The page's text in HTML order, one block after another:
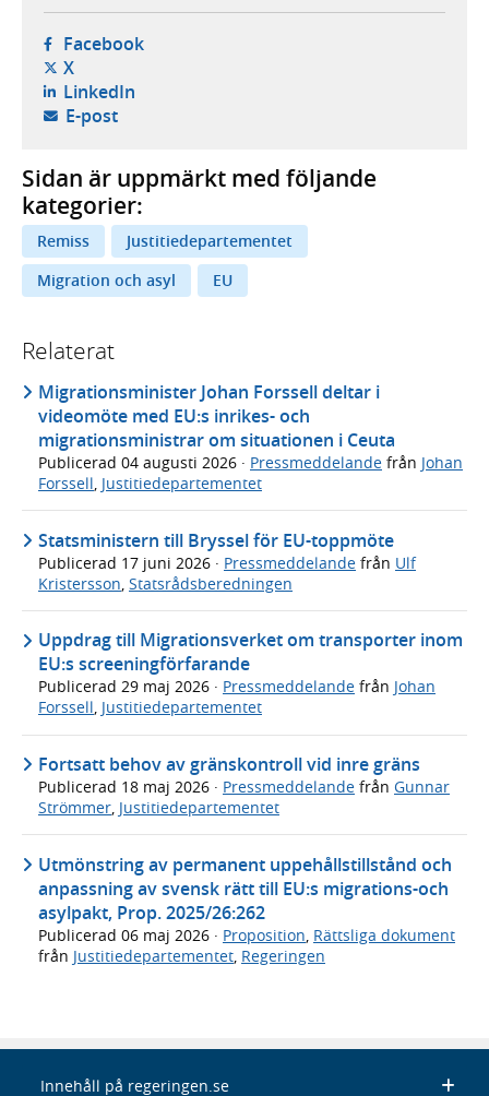
Facebook- öppnas i ny flik, extern webbplats,
X- öppnas i ny flik, extern webbplats,
LinkedIn- öppnas i ny flik, extern webbplats,
E-post- öppnar din e-postklient,
Sidan är uppmärkt med följande
kategorier:
Remiss
Justitiedepartementet
Migration och asyl
EU
Relaterat
Migrationsminister Johan Forssell deltar i
videomöte med EU:s inrikes- och
migrationsministrar om situationen i Ceuta
Publicerad 04 augusti 2026 · Pressmeddelande från Johan
Forssell, Justitiedepartementet
Statsministern till Bryssel för EU-toppmöte
Publicerad 17 juni 2026 · Pressmeddelande från Ulf
Kristersson Statsrådsberedningen
Uppdrag till Migrationsverket om transporter inom
EU:s screeningförfarande
Publicerad 29 maj 2026 · Pressmeddelande från Johan
Forssell, Justitiedepartementet
Fortsatt behov av gränskontroll vid inre gräns
Publicerad 18 maj 2026 · Pressmeddelande från Gunnar
Strömmer, Justitiedepartementet
Utmönstring av permanent uppehållstillstånd och
anpassning av svensk rätt till EU:s migrations-och
asylpakt, Prop. 2025/26:262
Publicerad 06 maj 2026 · Proposition Rättsliga dokument
från Justitiedepartementet Regeringen
Innehåll på regeringen.se